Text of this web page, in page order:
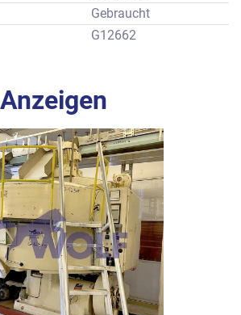
x 2000 x 2420 mm
kg
Prospektbeschreibung des Herstellers,
Gebraucht
G12662
Anzeigen